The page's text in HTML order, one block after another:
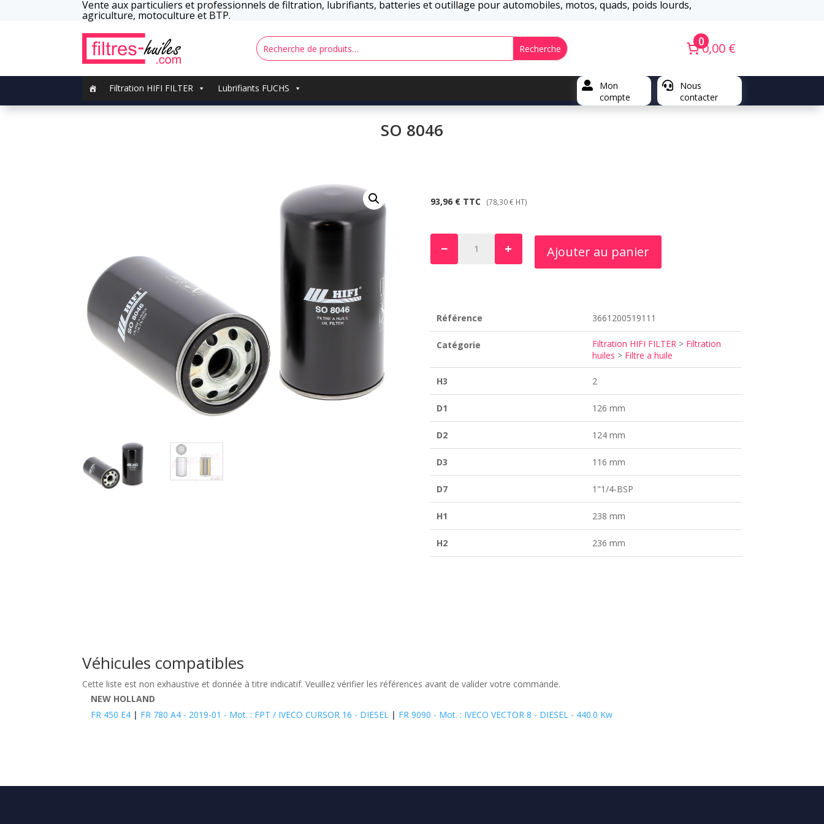
Vente aux particuliers et professionnels de filtration, lubrifiants, batteries et outillage pour automobiles, motos, quads, poids lourds,
agriculture, motoculture et BTP.
Recherche
00,00 €
Filtration HIFI FILTER Lubrifiants FUCHS 
Mon
compte

Nous
contacter
SO 8046
93,96 €TTC (78,30€ HT)
− + Ajouter au panier
Référence 3661200519111
Catégorie Filtration HIFI FILTER> Filtration
huiles > Filtre a huile
H3 2
D1 126 mm
D2 124 mm
D3 116 mm
D7 1"1/4-BSP
H1 238 mm
H2 236 mm
Véhicules compatibles
Cette liste est non exhaustive et donnée à titre indicatif. Veuillez vérifier les références avant de valider votre commande.
NEW HOLLAND
FR 450 E4 | FR 780 A4 - 2019-01 - Mot. : FPT / IVECO CURSOR 16 - DIESEL | FR 9090 - Mot. : IVECO VECTOR 8 - DIESEL - 440.0 Kw